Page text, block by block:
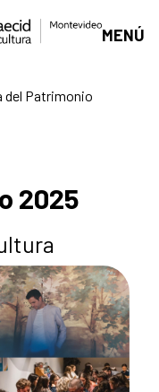
MENÚ
del Patrimonio
2025